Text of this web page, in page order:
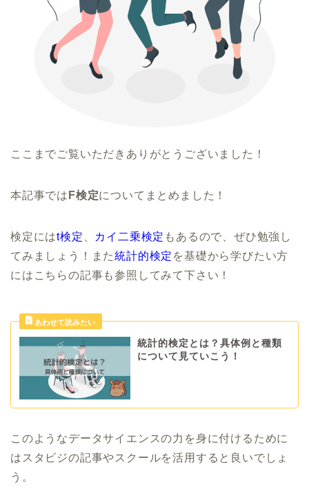
ここまでご覧いただきありがとうございました！
本記事では F検定についてまとめました！
検定にはt検定 、 カイ二乗検定 もあるので、ぜひ勉強し
てみましょう！また統計的検定 を基礎から学びたい方
にはこちらの記事も参照してみて下さい！
統計的検定とは？具体例と種類
について見ていこう！
このようなデータサイエンスの力を身に付けるために
はスタビジの記事やスクールを活用すると良いでしょ
う。